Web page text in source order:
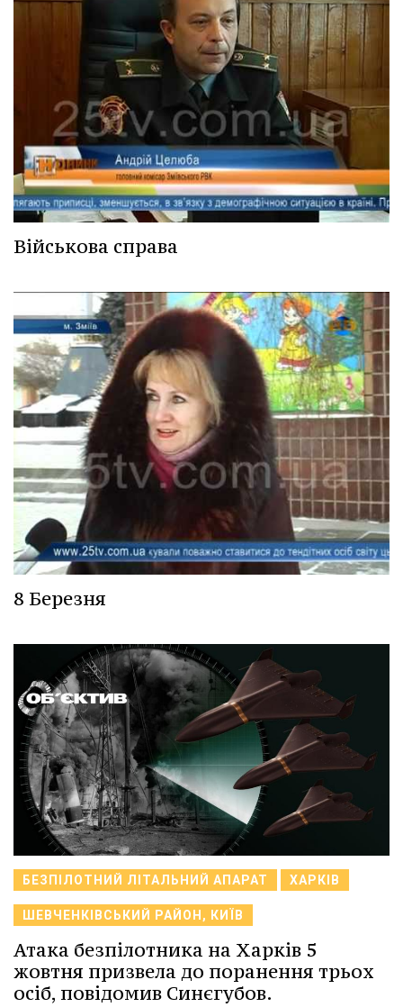
Військова справа
8 Березня
БЕЗПІЛОТНИЙ ЛІТАЛЬНИЙ АПАРАТ ХАРКІВ
ШЕВЧЕНКІВСЬКИЙ РАЙОН, КИЇВ
Атака безпілотника на Харків 5
жовтня призвела до поранення трьох
осіб, повідомив Синєгубов.